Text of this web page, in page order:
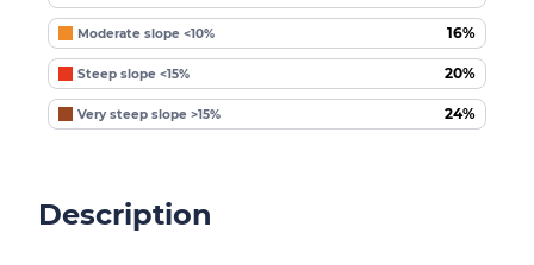
Moderate slope <10% 16%
Steep slope <15% 20%
Very steep slope >15% 24%
Description